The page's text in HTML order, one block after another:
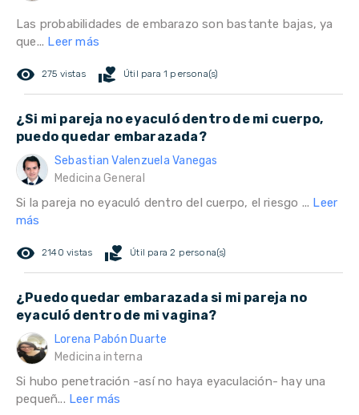
Las probabilidades de embarazo son bastante bajas, ya
que... Leer más
remove_red_eye 275 vistas volunteer_activism Útil para 1 persona(s)
¿Si mi pareja no eyaculó dentro de mi cuerpo,
puedo quedar embarazada?
Sebastian Valenzuela Vanegas
Medicina General
Si la pareja no eyaculó dentro del cuerpo, el riesgo ... Leer
más
remove_red_eye 2140 vistas volunteer_activism Útil para 2 persona(s)
¿Puedo quedar embarazada si mi pareja no
eyaculó dentro de mi vagina?
Lorena Pabón Duarte
Medicina interna
Si hubo penetración -así no haya eyaculación- hay una
pequeñ... Leer más